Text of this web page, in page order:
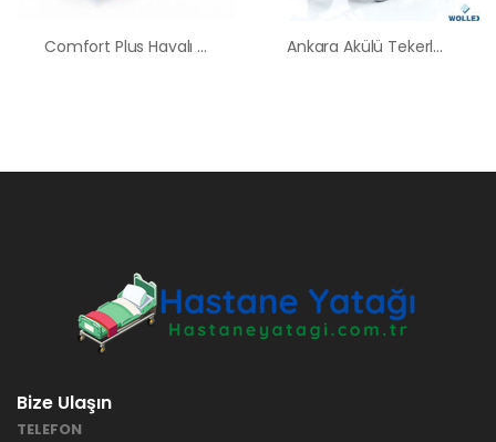
Comfort Plus Havalı Yatak Baklava Tipi Hasta Yatağı Ankara Akülü Tekerlekli Sandalye Satış Kiralama Fiyatları
Bize Ulaşın
TELEFON